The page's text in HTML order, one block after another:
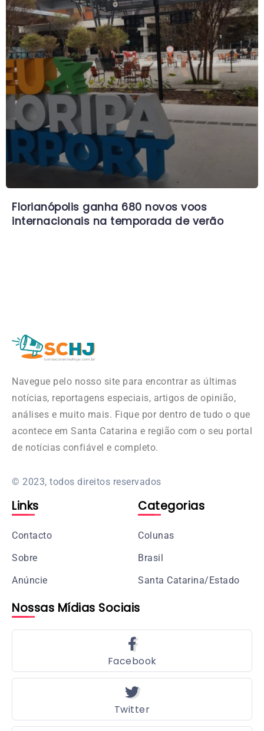
Florianópolis ganha 680 novos voos
internacionais na temporada de verão
Navegue pelo nosso site para encontrar as últimas
notícias, reportagens especiais, artigos de opinião,
análises e muito mais. Fique por dentro de tudo o que
acontece em Santa Catarina e região com o seu portal
de notícias confiável e completo.
© 2023, todos direitos reservados
Links
Contacto
Sobre
Anúncie
Categorias
Colunas
Brasil
Santa Catarina/Estado
Nossas Mídias Sociais
Facebook
Twitter